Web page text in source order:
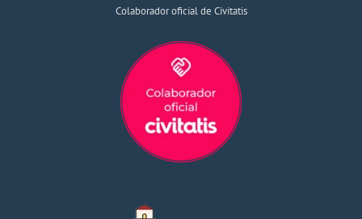
Colaborador oficial de Civitatis